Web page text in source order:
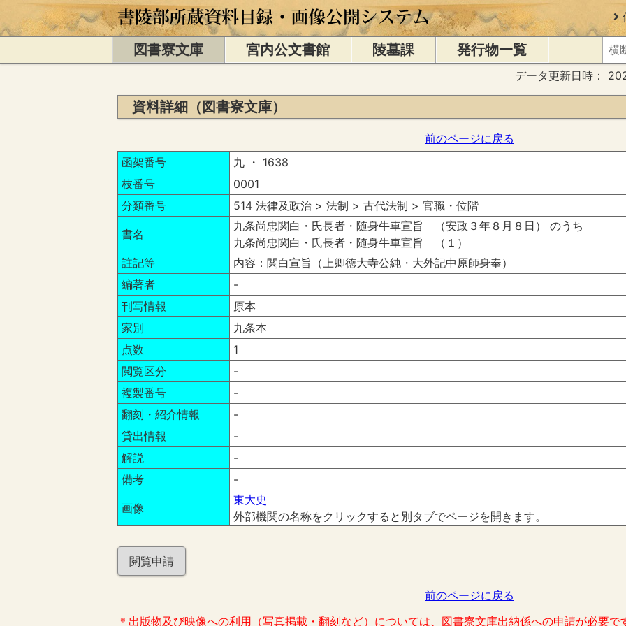
図書寮文庫 宮内公文書館 陵墓課 発行物一覧
データ更新日時：
資料詳細（図書寮文庫）
前のページに戻る
函架番号
九 ・ 1638
枝番号
0001
分類番号
514 法律及政治 > 法制 > 古代法制 > 官職・位階
書名
九条尚忠関白・氏長者・随身牛車宣旨 （安政３年８月８日） のうち
九条尚忠関白・氏長者・随身牛車宣旨 （１）
註記等
内容：関白宣旨（上卿徳大寺公純・大外記中原師身奉）
編著者
-
刊写情報
原本
家別
九条本
点数
1
閲覧区分
-
複製番号
-
翻刻・紹介情報
-
貸出情報
-
解説
-
備考
-
画像
東大史
外部機関の名称をクリックすると別タブでページを開きます。
閲覧申請
前のページに戻る
＊出版物及び映像への利用（写真掲載・翻刻など）については、図書寮文庫出納係への申請が必要で